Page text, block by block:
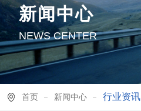
新闻中心
NEWS CENTER
首页 新闻中心 行业资讯